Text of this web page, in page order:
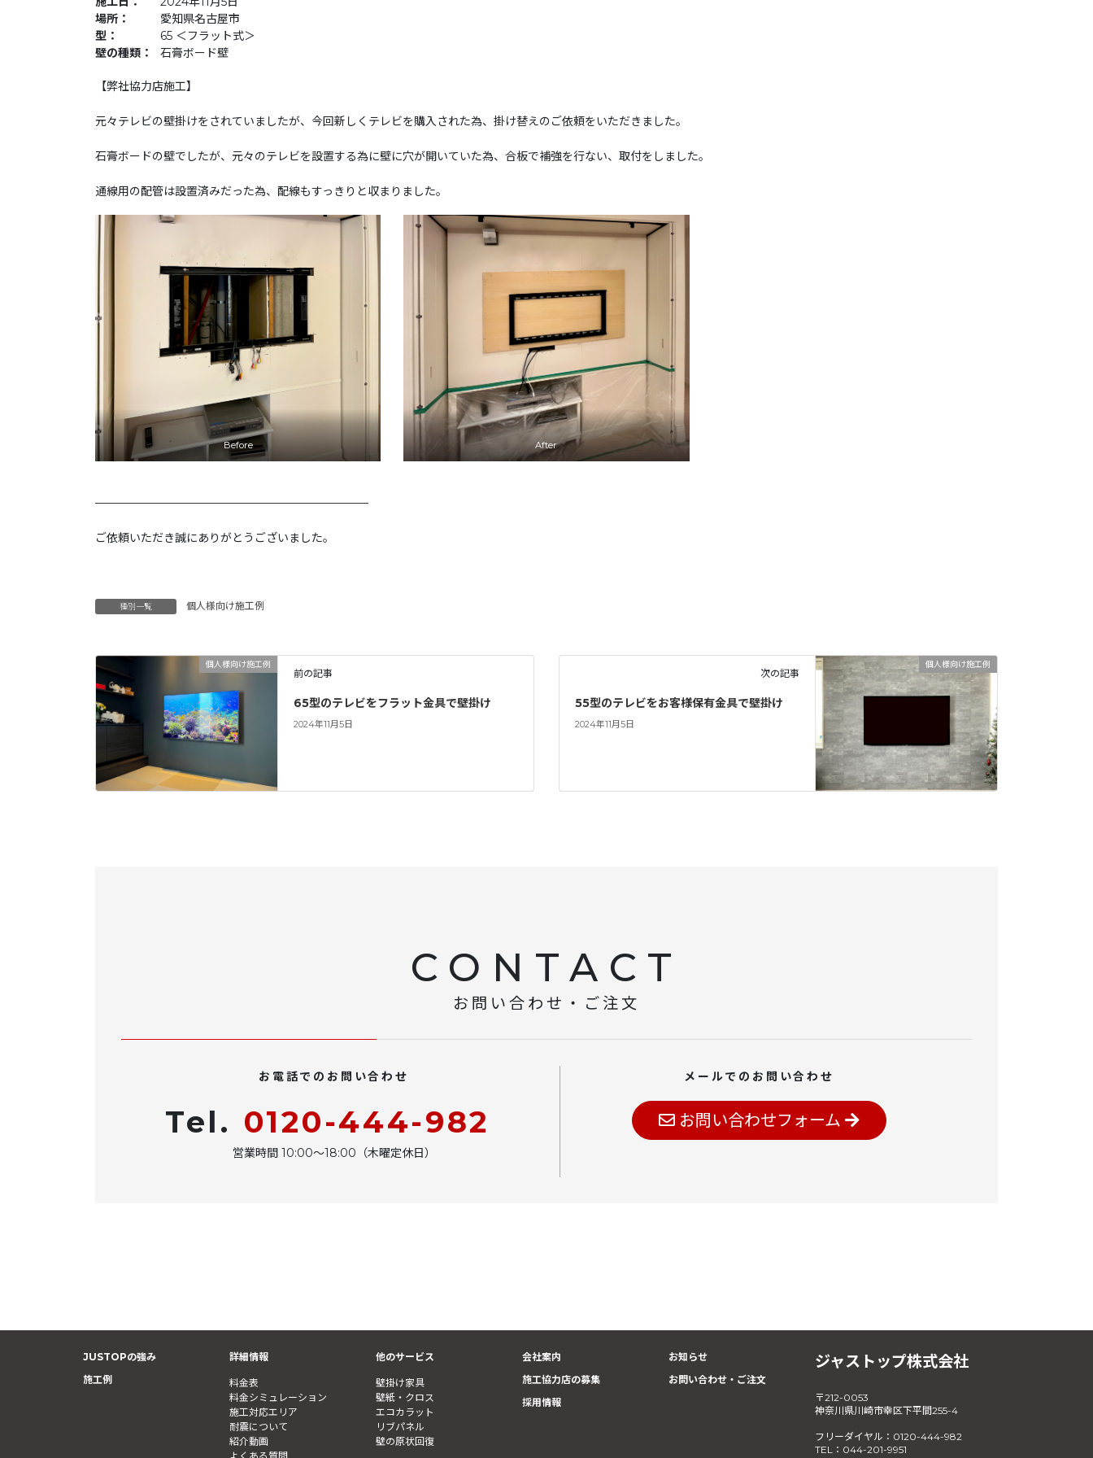
場所：
愛知県名古屋市
型：
65 ＜フラット式＞
壁の種類：
石膏ボード壁
【弊社協力店施工】
元々テレビの壁掛けをされていましたが、今回新しくテレビを購入された為、掛け替えのご依頼をいただきました。
石膏ボードの壁でしたが、元々のテレビを設置する為に壁に穴が開いていた為、合板で補強を行ない、取付をしました。
通線用の配管は設置済みだった為、配線もすっきりと収まりました。
Before After
————————————————————————
ご依頼いただき誠にありがとうございました。
種別一覧 個人様向け施工例
個人様向け施工例
前の記事
65型のテレビをフラット金具で壁掛け
2024年11月5日
個人様向け施工例
次の記事
55型のテレビをお客様保有金具で壁掛け
2024年11月5日
CONTACT
お問い合わせ・ご注文
お電話でのお問い合わせ
Tel. 0120-444-982
営業時間 10:00〜18:00（木曜定休日）
メールでのお問い合わせ
お問い合わせフォーム
JUSTOPの強み
施工例
詳細情報
料金表
料金シミュレーション
施工対応エリア
耐震について
紹介動画
他のサービス
壁掛け家具
壁紙・クロス
エコカラット
リブパネル
壁の原状回復
会社案内
施工協力店の募集
採用情報
お知らせ
お問い合わせ・ご注文
ジャストップ株式会社
〒212-0053
神奈川県川崎市幸区下平間255-4
フリーダイヤル：0120-444-982
TEL：044-201-9951